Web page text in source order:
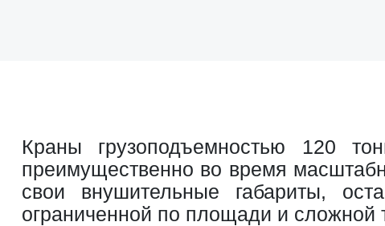
Краны грузоподъемностью 120
преимущественно во время
свои внушительные габариты,
ограниченной по площади и сложной